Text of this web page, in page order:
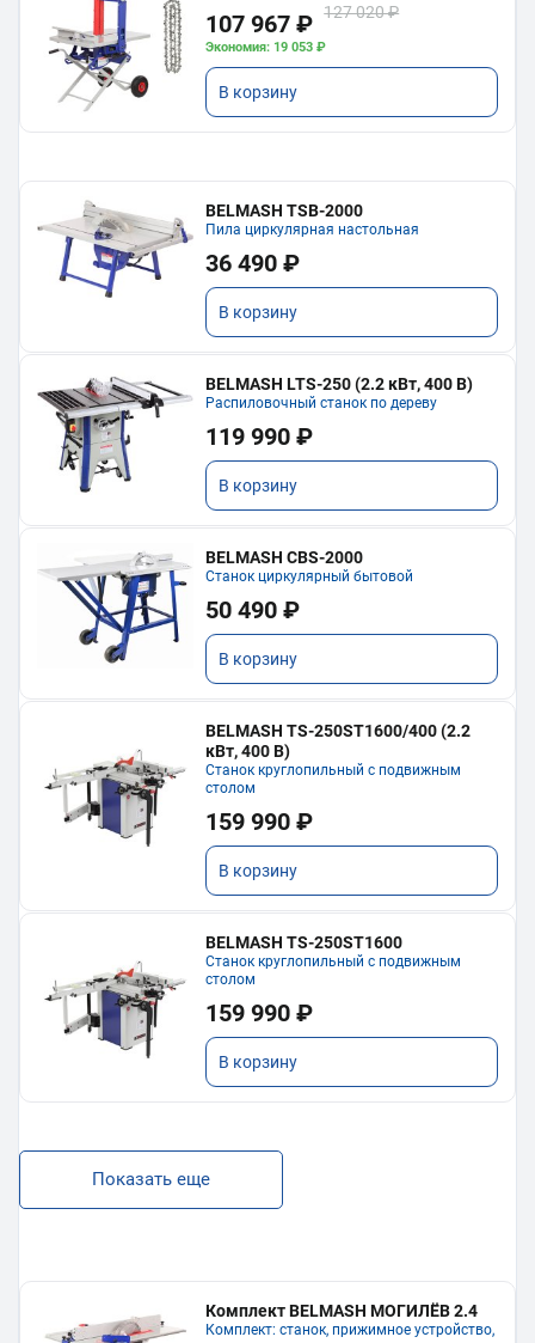
107 967 ₽ 127 020 ₽
Экономия: 19 053 ₽
В корзину
BELMASH TSB-2000
Пила циркулярная настольная
36 490 ₽
В корзину
BELMASH LTS-250 (2.2 кВт, 400 В)
Распиловочный станок по дереву
119 990 ₽
В корзину
BELMASH CBS-2000
Станок циркулярный бытовой
50 490 ₽
В корзину
BELMASH TS-250ST1600/400 (2.2
кВт, 400 В)
Станок круглопильный с подвижным
столом
159 990 ₽
В корзину
BELMASH TS-250ST1600
Станок круглопильный с подвижным
столом
159 990 ₽
В корзину
Показать еще
Комплект BELMASH МОГИЛЁВ 2.4
Комплект: станок, прижимное устройство,